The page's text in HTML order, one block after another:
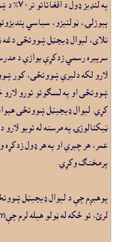
په
بېوزلۍ، ټولنيزو، سياسي
تلاى، لېوال ډيجټل ښوونځى دغه
سربېره رسمي زدکړې يوازې د
لارو لکه دليرې ښوونځى، کور
ښوونځى او په لسګونو نورو لارو
کړي. لېوال ډيجيټل ښوونځى
ټيکنالوژۍ په مرسته له نويو
عمر، هر چېرې او په هر ډول زدکړه
پرمختګ وکړي.
پوهېږم چې د لېوال ډيجيټل
لرئ، نو ځکه له ټولو هيله لرم چېlds.liwal.com ويبځاى ته ورشئ: